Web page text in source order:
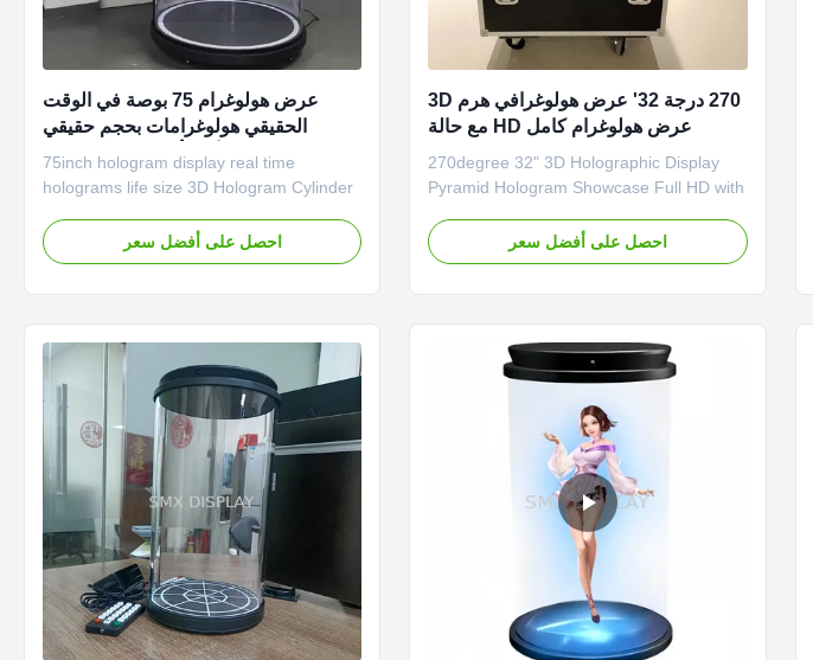
270 درجة 32' عرض هولوغرافي هرم 3D
عرض هولوغرام كامل HD مع حالة
الطيران
270degree 32" 3D Holographic Display
Pyramid Hologram Showcase Full HD with
showcase is a performant holographic
display that will help you captivate and
احصل على أفضل سعر
عرض هولوغرام 75 بوصة في الوقت
الحقيقي هولوغرامات بحجم حقيقي
هولوغرام ثلاثي الأبعاد أسطوانة هولوغرام
75inch hologram display real time
holograms life size 3D Hologram Cylinder
(Holotube) Create a virtual feeling with a
hologram-like visual effect The hologram
احصل على أفضل سعر